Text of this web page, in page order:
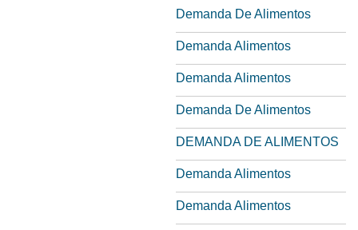
Demanda De Alimentos
Demanda Alimentos
Demanda Alimentos
Demanda De Alimentos
DEMANDA DE ALIMENTOS
Demanda Alimentos
Demanda Alimentos